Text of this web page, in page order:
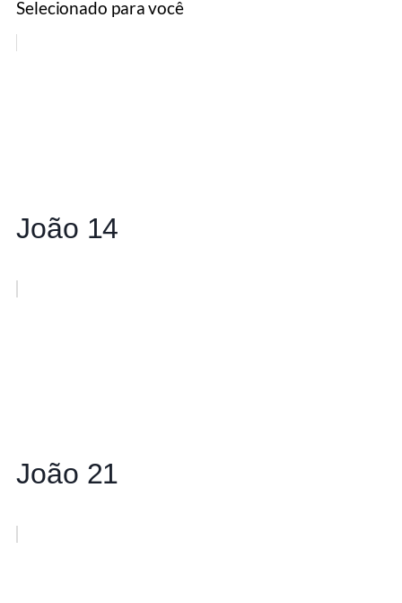
Selecionado para você
João 14
João 21